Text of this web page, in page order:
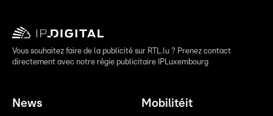
Vous souhaitez faire de la publicité sur RTL.lu ? Prenez contact
directement avec notre régie publicitaire IPLuxembourg
News Mobilitéit